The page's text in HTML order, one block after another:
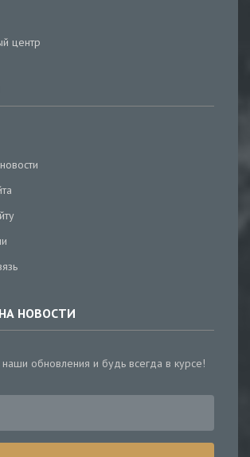
центр
НОВОСТИ
обновления и будь всегда в курсе!